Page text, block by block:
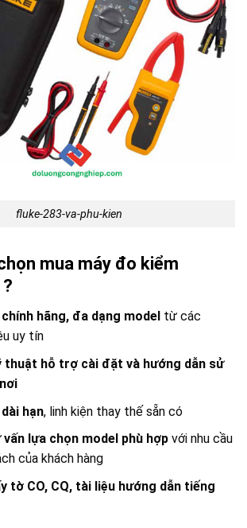
fluke-283-va-phu-kien
mua máy đo kiểm
?
chính hãng, đa dạng model từ các
uy tín
thuật hỗ trợ cài đặt và hướng dẫn sử
hạn, linh kiện thay thế sẵn có
vấn lựa chọn model phù hợpvới nhu cầu
của khách hàng
tờ CO, CQ, tài liệu hướng dẫn tiếng